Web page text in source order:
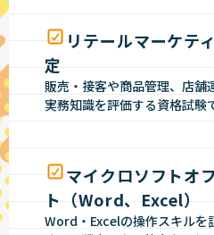
リテールマーケテ
定
販売・接客や商品管理、店舗
実務知識を評価する資格試験
マイクロソフトオ
ト（Word、Excel）
Word・Excelの操作スキルを